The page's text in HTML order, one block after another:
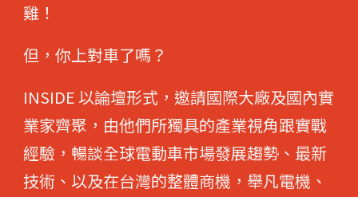
雞！
但，你上對車了嗎？
INSIDE 以論壇形式，邀請國際大廠及國內實
業家齊聚，由他們所獨具的產業視角跟實戰
經驗，暢談全球電動車市場發展趨勢、最新
技術、以及在台灣的整體商機，舉凡電機、